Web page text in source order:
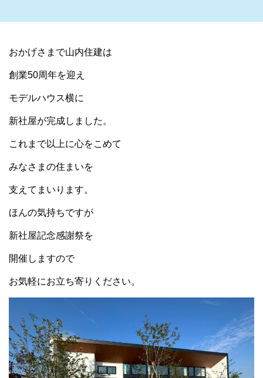
おかげさまで山内住建は
創業50周年を迎え
モデルハウス横に
新社屋が完成しました。
これまで以上に心をこめて
みなさまの住まいを
支えてまいります。
ほんの気持ちですが
新社屋記念感謝祭を
開催しますので
お気軽にお立ち寄りください。